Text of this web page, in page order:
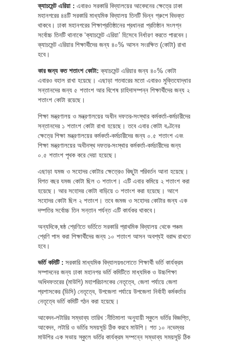
ক্যাচমেন্ট এরিয়া : এবারও সরকারি বিদ্যালয়ের আবেদনের ক্ষেত্রে ঢাকা
মহানগরের ৪৪টি সরকারি মাধ্যমিক বিদ্যালয় তিনটি ভিন্ন গ্রুপে বিভক্ত
থাকবে। ঢাকা মহানগরের শিক্ষাপ্রতিষ্ঠানের প্রধানরা প্রতিষ্ঠান সংলগ্ন
সর্বোচ্চ তিনটি থানাকে ‘ক্যাচমেন্ট এরিয়া’ হিসেবে নির্ধারণ করতে পারবেন।
ক্যাচমেন্ট এরিয়ার শিক্ষার্থীদের জন্য ৪০% আসন সংরক্ষিত (কোটা) রাখা
হবে।
কার জন্য কত শতাংশ কোটা:ক্যাচমেন্ট এরিয়ার জন্য ৪০% কোটা
এবারও বহাল রাখা হয়েছে। এছাড়া গতবারের মতো এবারও মুক্তিযোদ্ধার
সন্তানদের জন্য ৫ শতাংশ আর বিশেষ চাহিদাসম্পন্ন শিক্ষার্থীদের জন্য ২
শতাংশ কোটা রয়েছে।
শিক্ষা মন্ত্রণালয় ও মন্ত্রণালয়ের অধীন দফতর-সংস্থার কর্মকর্তা-কর্মচারীদের
সন্তানদের ১ শতাংশ কোটা রাখা হয়েছে। তবে এবার কোটা বণ্টনের
ক্ষেত্রে শিক্ষা মন্ত্রণালয়ের কর্মকর্তা-কর্মচারীদের জন্য ০.৫ শতাংশ এবং
শিক্ষা মন্ত্রণালয়ের অধীনস্থ দফতর-সংস্থার কর্মকর্তা-কর্মচারীদের জন্য
০.৫ শতাংশ পৃথক করে দেয়া হয়েছে।
এছাড়া যমজ ও সহোদর কোটার ক্ষেত্রেও কিছুটা পরিবর্তন আনা হয়েছে।
বিগত বছর যমজ কোটা ছিল ৩ শতাংশ। এটি এবার কমিয়ে ২ শতাংশ করা
হয়েছে। আর সহোদর কোটা বাড়িয়ে ৩ শতাংশ করা হয়েছে। আগে
সহোদর কোটা ছিল ২ শতাংশ। তবে জমজ ও সহোদর কোটার জন্য এক
দম্পতির সর্বোচ্চ তিন সন্তান পর্যন্ত এটি কার্যকর থাকবে।
অন্যদিকে,ষষ্ঠ শ্রেণিতে ভর্তিতে সরকারি প্রাথমিক বিদ্যালয় থেকে পঞ্চম
শ্রেণি পাস করা শিক্ষার্থীদের জন্য ১০ শতাংশ আসন অবশ্যই বরাদ্দ রাখতে
হবে।
ভর্তি কমিটি : সরকারি মাধ্যমিক বিদ্যালয়গুলোতে শিক্ষার্থী ভর্তি কার্যক্রম
সম্পাদনের জন্য ঢাকা মহানগর ভর্তি কমিটিতে মাধ্যমিক ও উচ্চশিক্ষা
অধিদফতরের (মাউশি) মহাপরিচালকের নেতৃত্বে, জেলা পর্যায়ে জেলা
প্রশাসকের (ডিসি) নেতৃত্বে, উপজেলা পর্যায়ে উপজেলা নির্বাহী কর্মকর্তার
নেতৃত্বে ভর্তি কমিটি গঠন করা হয়েছে।
আবেদন-লটারির সম্ভাব্য তারিখ :নীতিমালা অনুযায়ী স্কুলে ভর্তির বিজ্ঞপ্তি,
আবেদন, লটারি ও ভর্তির সময়সূচি ঠিক করবে মাউশি। গত ১০ নভেম্বর
মাউশির এক সভায় স্কুলে ভর্তির কার্যক্রম সম্পন্নে সম্ভাব্য সময়সূচি ঠিক